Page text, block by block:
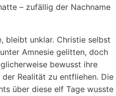
– zufällig der Nachname
bleibt unklar. Christie selbst
Amnesie gelitten, doch
bewusst ihre
Realität zu entfliehen. Die
über diese elf Tage wusste